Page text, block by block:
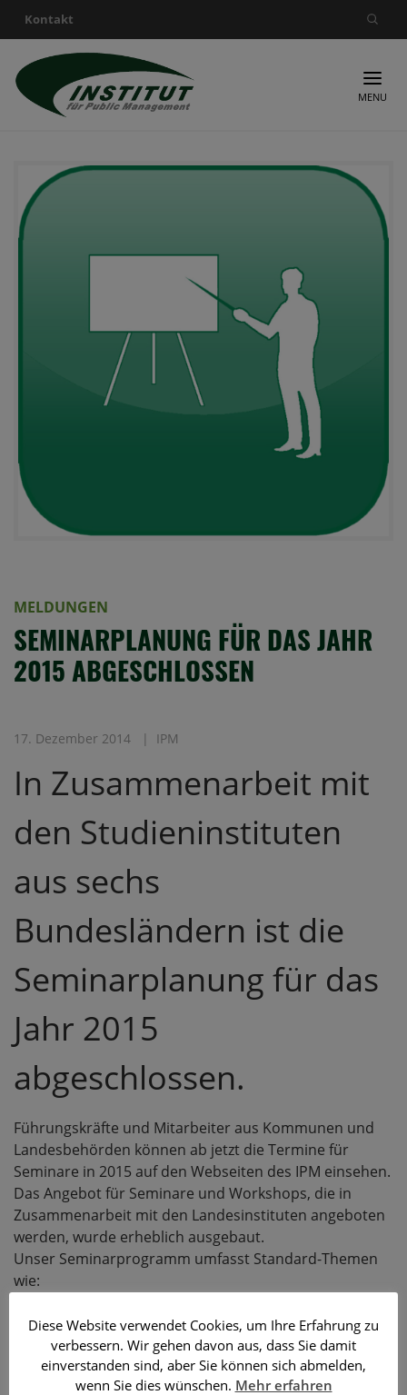
Kontakt
Suche nach:
MENU
MELDUNGEN
SEMINARPLANUNG FÜR DAS JAHR
2015 ABGESCHLOSSEN
17. Dezember 2014 IPM
In Zusammenarbeit mit
den Studieninstituten
aus sechs
Bundesländern ist die
Seminarplanung für das
Jahr 2015
abgeschlossen.
Führungskräfte und Mitarbeiter aus Kommunen und
Landesbehörden können ab jetzt die Termine für
Seminare in 2015 auf den Webseiten des IPM einsehen.
Das Angebot für Seminare und Workshops, die in
Zusammenarbeit mit den Landesinstituten angeboten
werden, wurde erheblich ausgebaut.
Unser Seminarprogramm umfasst Standard-Themen
wie:
Spezialfragen zum Neuen Kommunalen
Haushaltsrecht
Kosten- und Leistungsrechnung
Gebührenkalkulation für Kostenersatz von
Diese Website verwendet Cookies, um Ihre Erfahrung zu
verbessern. Wir gehen davon aus, dass Sie damit
einverstanden sind, aber Sie können sich abmelden,
wenn Sie dies wünschen. Mehr erfahren